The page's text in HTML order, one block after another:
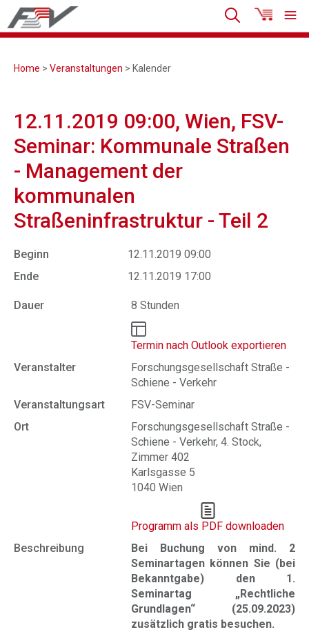
Home > Veranstaltungen > Kalender
12.11.2019 09:00, Wien, FSV-
Seminar: Kommunale Straßen
- Management der
kommunalen
Straßeninfrastruktur - Teil 2
Beginn
12.11.2019 09:00
Ende
12.11.2019 17:00
Dauer 8 Stunden
Termin nach Outlook exportieren
Veranstalter
Forschungsgesellschaft Straße -
Schiene - Verkehr
Veranstaltungsart
FSV-Seminar
Ort
Forschungsgesellschaft Straße -
Schiene - Verkehr, 4. Stock,
Zimmer 402
Karlsgasse 5
1040 Wien
Programm als PDF downloaden
Beschreibung
Bei Buchung von mind. 2
Seminartagen können Sie (bei
Bekanntgabe) den 1.
Seminartag „Rechtliche
Grundlagen“ (25.09.2023)
zusätzlich gratis besuchen.